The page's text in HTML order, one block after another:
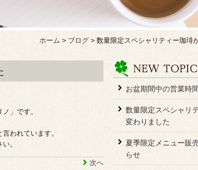
ホーム > ブログ > 数量限定スペシャリティー珈琲
」です。
われています。
。
次へ
お盆期間中の営業時
数量限定スペシャリ
変わりました
夏季限定メニュー販
らせ